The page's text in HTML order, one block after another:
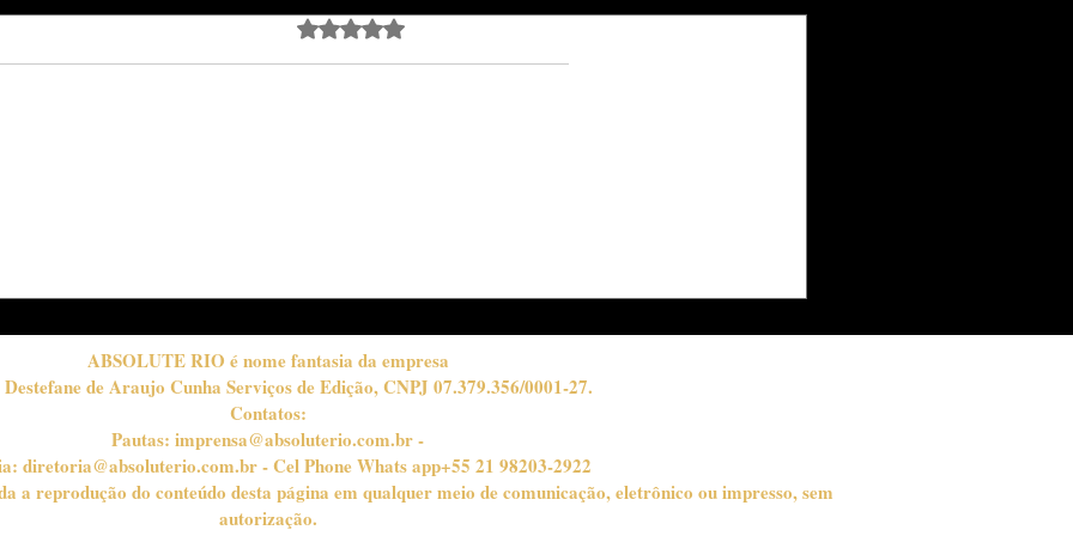
grandes encontros no Rio
Avaliado com 0 de 5 estrelas.
ABSOLUTE RIO é nome fantasia da empresa
de Araujo Cunha Serviços de Edição, CNPJ 07.379.356/0001-27.
Contatos:
Pautas: imprensa@absoluterio.com.br-
diretoria@absoluterio.com.br- Cel Phone Whats app+55 21 98203-2922
a reprodução do conteúdo desta página em qualquer meio de comunicação, eletrônico ou impresso, sem
autorização.